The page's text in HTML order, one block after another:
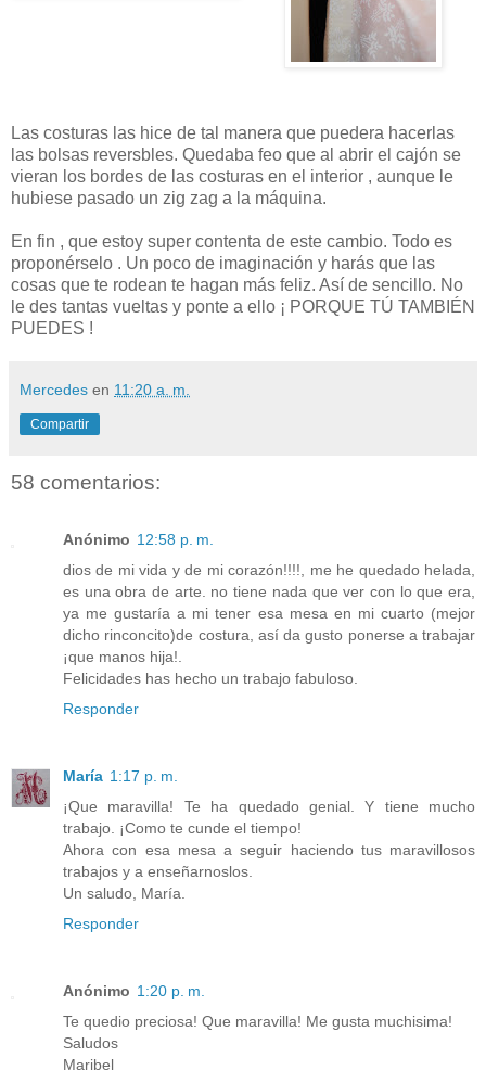
Las costuras las hice de tal manera que puedera hacerlas
las bolsas reversbles. Quedaba feo que al abrir el cajón se
vieran los bordes de las costuras en el interior , aunque le
hubiese pasado un zig zag a la máquina.
En fin , que estoy super contenta de este cambio. Todo es
proponérselo . Un poco de imaginación y harás que las
cosas que te rodean te hagan más feliz. Así de sencillo. No
le des tantas vueltas y ponte a ello ¡ PORQUE TÚ TAMBIÉN
PUEDES !
Mercedes en 11:20 a. m.
Compartir
58 comentarios:
Anónimo 12:58 p. m.
dios de mi vida y de mi corazón!!!!, me he quedado helada,
es una obra de arte. no tiene nada que ver con lo que era,
ya me gustaría a mi tener esa mesa en mi cuarto (mejor
dicho rinconcito)de costura, así da gusto ponerse a trabajar
¡que manos hija!.
Felicidades has hecho un trabajo fabuloso.
Responder
María 1:17 p. m.
¡Que maravilla! Te ha quedado genial. Y tiene mucho
trabajo. ¡Como te cunde el tiempo!
Ahora con esa mesa a seguir haciendo tus maravillosos
trabajos y a enseñarnoslos.
Un saludo, María.
Responder
Anónimo 1:20 p. m.
Te quedio preciosa! Que maravilla! Me gusta muchisima!
Saludos
Maribel